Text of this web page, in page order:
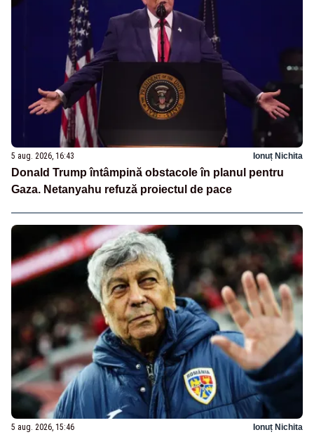
5 aug. 2026, 16:43 Ionuț Nichita
Donald Trump întâmpină obstacole în planul pentru
Gaza. Netanyahu refuză proiectul de pace
5 aug. 2026, 15:46 Ionuț Nichita